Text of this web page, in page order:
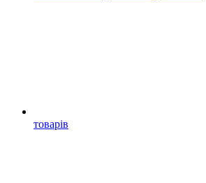
товарів